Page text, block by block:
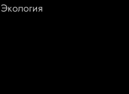
Экология